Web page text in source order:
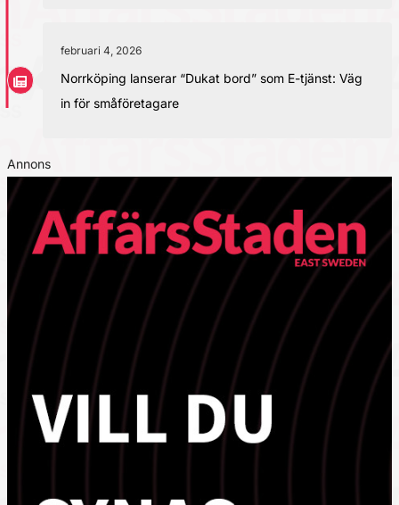
februari 4, 2026
Norrköping lanserar “Dukat bord” som E-tjänst: Väg
in för småföretagare
Annons